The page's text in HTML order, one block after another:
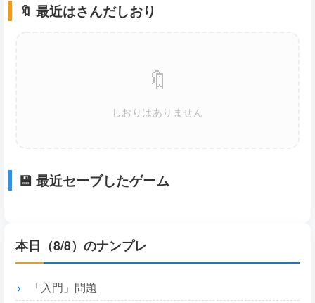
🔖 最近はさんだしおり
🔖
しおりはありません
💾 最近セーブしたゲーム
本日（8/8）のナンプレ
「入門」問題